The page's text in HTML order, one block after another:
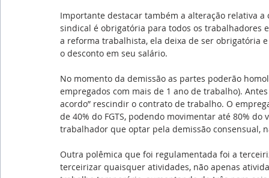
Importante destacar também a alteração relativa
sindical é obrigatória para todos os trabalhadores
a reforma trabalhista, ela deixa de ser obrigatória
o desconto em seu salário.
No momento da demissão as partes poderão
empregados com mais de 1 ano de trabalho).
acordo” rescindir o contrato de trabalho. O
de 40% do FGTS, podendo movimentar até 80%
trabalhador que optar pela demissão consensual,
Outra polêmica que foi regulamentada foi a
terceirizar quaisquer atividades, não apenas